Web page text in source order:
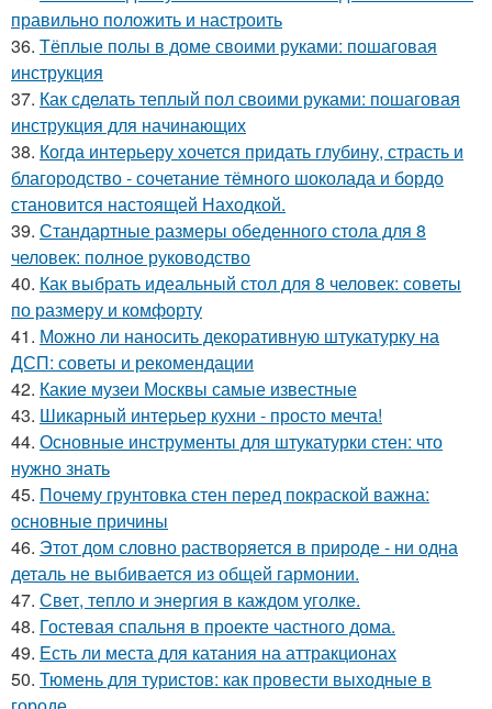
правильно положить и настроить
36. Тёплые полы в доме своими руками: пошаговая
инструкция
37. Как сделать теплый пол своими руками: пошаговая
инструкция для начинающих
38. Когда интерьеру хочется придать глубину, страсть и
благородство - сочетание тёмного шоколада и бордо
становится настоящей Находкой.
39. Стандартные размеры обеденного стола для 8
человек: полное руководство
40. Как выбрать идеальный стол для 8 человек: советы
по размеру и комфорту
41. Можно ли наносить декоративную штукатурку на
ДСП: советы и рекомендации
42. Какие музеи Москвы самые известные
43. Шикарный интерьер кухни - просто мечта!
44. Основные инструменты для штукатурки стен: что
нужно знать
45. Почему грунтовка стен перед покраской важна:
основные причины
46. Этот дом словно растворяется в природе - ни одна
деталь не выбивается из общей гармонии.
47. Свет, тепло и энергия в каждом уголке.
48. Гостевая спальня в проекте частного дома.
49. Есть ли места для катания на аттракционах
50. Тюмень для туристов: как провести выходные в